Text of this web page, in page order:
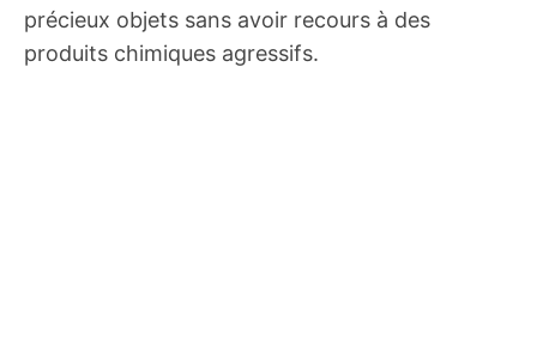
précieux objets sans avoir recours à des
produits chimiques agressifs.